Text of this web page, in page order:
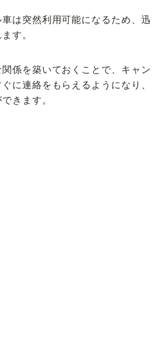
は突然利用可能になるため、迅
す。
係を築いておくことで、キャン
に連絡をもらえるようになり、
きます。